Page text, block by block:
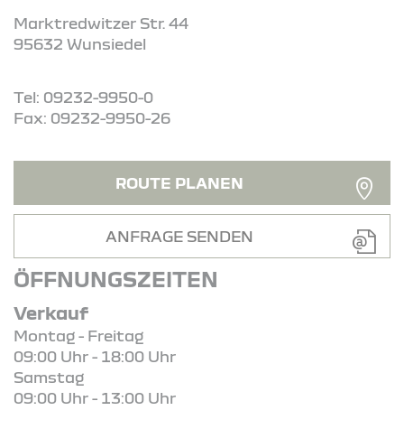
Marktredwitzer Str. 44
95632 Wunsiedel
Tel: 09232-9950-0
Fax: 09232-9950-26
ROUTE PLANEN
ANFRAGE SENDEN
ÖFFNUNGSZEITEN
Verkauf
Montag - Freitag
09:00 Uhr - 18:00 Uhr
Samstag
09:00 Uhr - 13:00 Uhr